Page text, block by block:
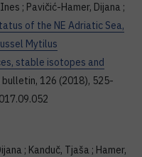
; Pavičić-Hamer, Dijana ;
of the NE Adriatic Sea,
Mytilus
stable isotopes and
126 (2018), 525-
; Kanduč, Tjaša ; Hamer,